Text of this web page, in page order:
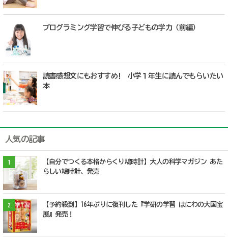
プログラミング学習で伸びる子どもの学力（前編）
読書感想文にもおすすめ! 小学１年生に読んでもらいたい
本
人気の記事
1
【自分でつくる本格からくり鳩時計】大人の科学マガジン あた
らしい鳩時計、発売
2
【予約殺到】16年ぶりに復刊した『学研の学習 はにわの大国宝
展』発売！